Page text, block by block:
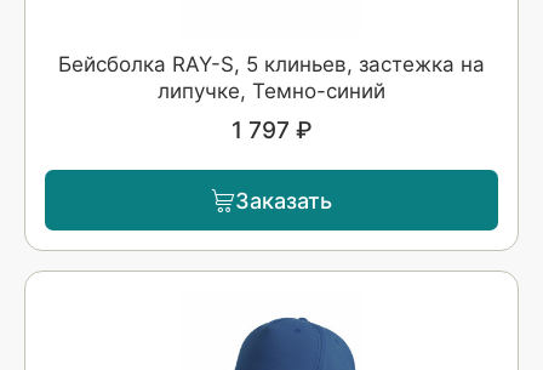
Бейсболка RAY-S, 5 клиньев, застежка на
липучке, Темно-синий
1 797 ₽
Заказать